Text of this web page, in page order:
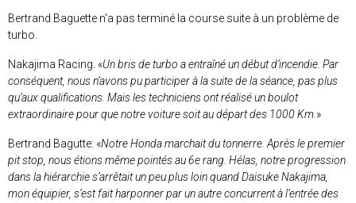
Bertrand Baguette n'a pas terminé la course suite à un problème de
turbo.
Nakajima Racing. «Un bris de turbo a entraîné un début d’incendie. Par
conséquent, nous n’avons pu participer à la suite de la séance, pas plus
qu’aux qualifications. Mais les techniciens ont réalisé un boulot
extraordinaire pour que notre voiture soit au départ des 1000 Km. »
Bertrand Bagutte: «Notre Honda marchait du tonnerre. Après le premier
pit stop, nous étions même pointés au 6erang. Hélas, notre progression
dans la hiérarchie s’arrêtait un peu plus loin quand Daisuke Nakajima,
mon équipier, s’est fait harponner par un autre concurrent à l’entrée des